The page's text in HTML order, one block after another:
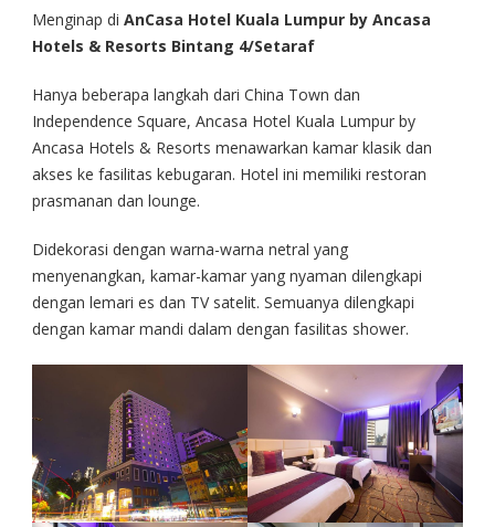
Menginap di AnCasa Hotel Kuala Lumpur by Ancasa
Hotels & Resorts Bintang 4/Setaraf
Hanya beberapa langkah dari China Town dan
Independence Square, Ancasa Hotel Kuala Lumpur by
Ancasa Hotels & Resorts menawarkan kamar klasik dan
akses ke fasilitas kebugaran. Hotel ini memiliki restoran
prasmanan dan lounge.
Didekorasi dengan warna-warna netral yang
menyenangkan, kamar-kamar yang nyaman dilengkapi
dengan lemari es dan TV satelit. Semuanya dilengkapi
dengan kamar mandi dalam dengan fasilitas shower.